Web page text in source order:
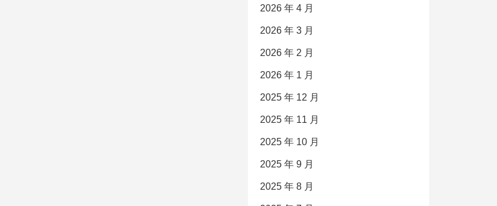
2026 年 4 月
2026 年 3 月
2026 年 2 月
2026 年 1 月
2025 年 12 月
2025 年 11 月
2025 年 10 月
2025 年 9 月
2025 年 8 月